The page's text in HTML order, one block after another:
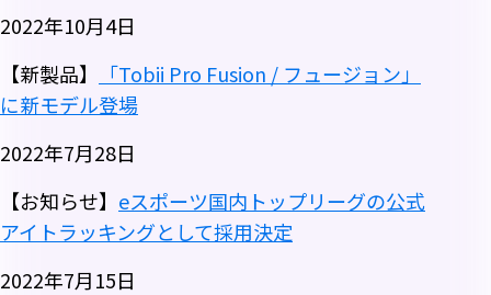
2022年10月4日
【新製品】
「Tobii Pro Fusion / フュージョン」
に新モデル登場
2022年7月28日
【お知らせ】 eスポーツ国内トップリーグの公式
アイトラッキングとして採用決定
2022年7月15日